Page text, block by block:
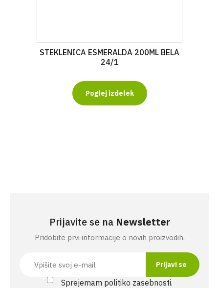
STEKLENICA ESMERALDA 200ML BELA
24/1
Poglej izdelek
Prijavite se na Newsletter
Pridobite prvi informacije o novih proizvodih.
Sprejemam politiko zasebnosti.